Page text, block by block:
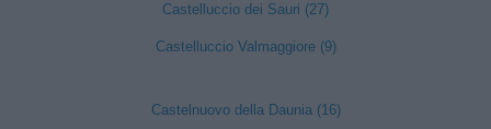
Castelluccio dei Sauri (27)
Castelluccio Valmaggiore (9)
Castelnuovo della Daunia (16)